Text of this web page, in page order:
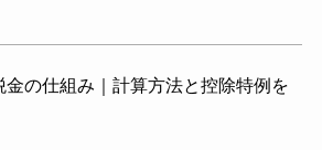
金の仕組み｜計算方法と控除特例を